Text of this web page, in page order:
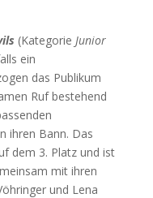
(Kategorie Junior
ein
das Publikum
Ruf bestehend
ihren Bann. Das
dem 3. Platz und ist
mit ihren
und Lena